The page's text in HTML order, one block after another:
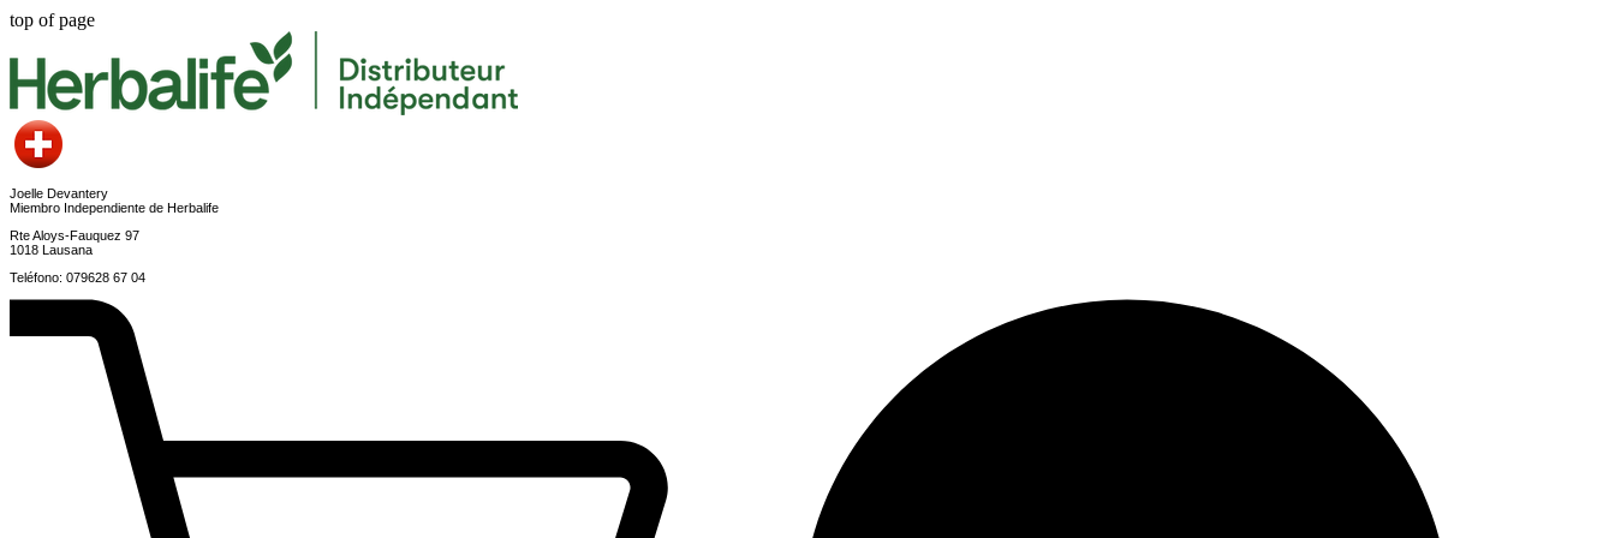
top of page
Joelle Devantery
Miembro Independiente de Herbalife
Rte Aloys-Fauquez 97
1018 Lausana
Teléfono: 079628 67 04